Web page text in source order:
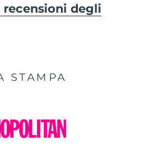
degli
STAMPA